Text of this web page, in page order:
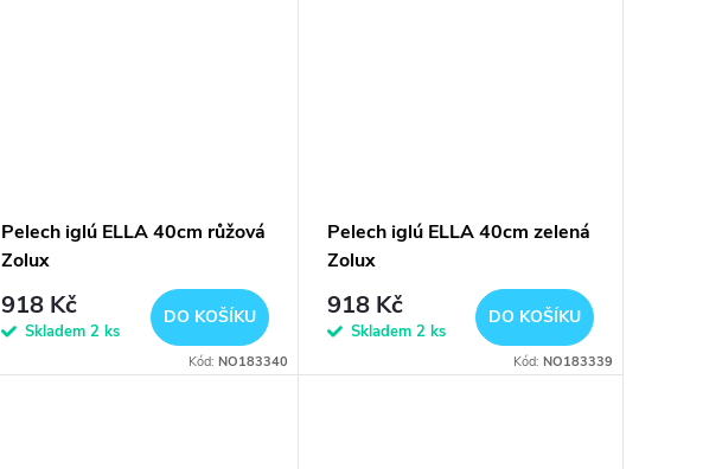
Pelech iglú ELLA 40cm růžová
Zolux
918 Kč
Skladem2 ks
DO KOŠÍKU
Kód: NO183340
Pelech iglú ELLA 40cm zelená
Zolux
918 Kč
Skladem 2 ks
DO KOŠÍKU
Kód: NO183339